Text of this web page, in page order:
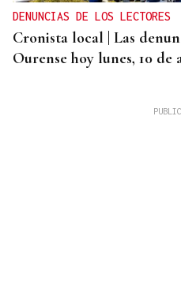
DENUNCIAS DE LOS LECTORES
Cronista local | Las
Ourense hoy lunes, 10 de